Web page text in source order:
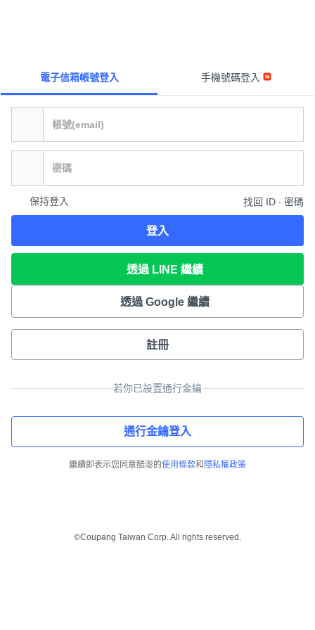
電子信箱帳號登入 手機號碼登入
保持登入 找回 ID ∙ 密碼
登入
透過 LINE 繼續
透過 Google 繼續
註冊
若你已設置通行金鑰
通行金鑰登入
繼續即表示您同意酷澎的使用條款和 隱私權政策
©Coupang Taiwan Corp. All rights reserved.